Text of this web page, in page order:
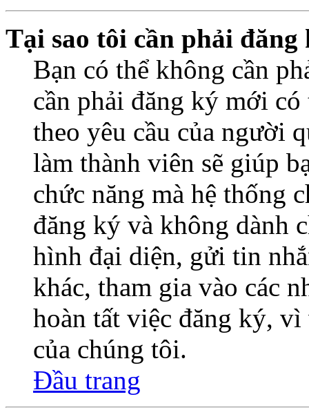
Tại sao tôi cần phải
Bạn có thể không cần
cần phải đăng ký mới
theo yêu cầu của người
làm thành viên sẽ giúp
chức năng mà hệ thống
đăng ký và không dành
hình đại diện, gửi tin
khác, tham gia vào các
hoàn tất việc đăng ký,
của chúng tôi.
Đầu trang